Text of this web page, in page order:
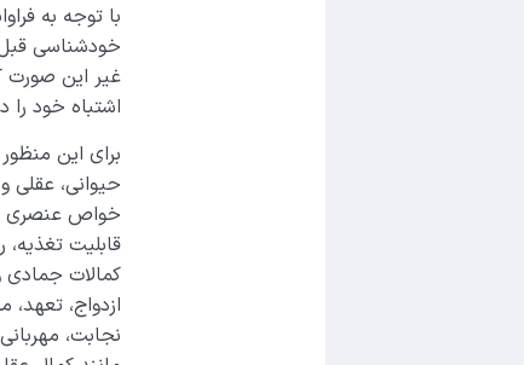
با توجه به
خودشناسی
غیر این صورت
اشتباه خود
برای این
حیوانی، عقلی
خواص عنصری
قابلیت
کمالات جمادی
ازدواج،
نجابت،